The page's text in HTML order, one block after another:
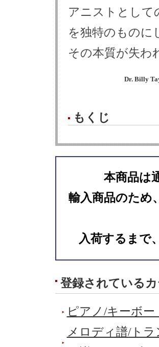
アニストとして
を独特のものに
その本質が失わ
Dr. Billy
もくじ
本商品は
輸入商品のため
入荷するまで
登録されている
ピアノ/キーボ
メロディ譜/ト